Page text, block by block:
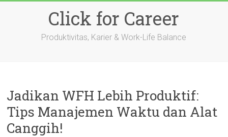
Click for Career
Produktivitas, Karier & Work-Life Balance
Jadikan WFH Lebih Produktif:
Tips Manajemen Waktu dan Alat
Canggih!